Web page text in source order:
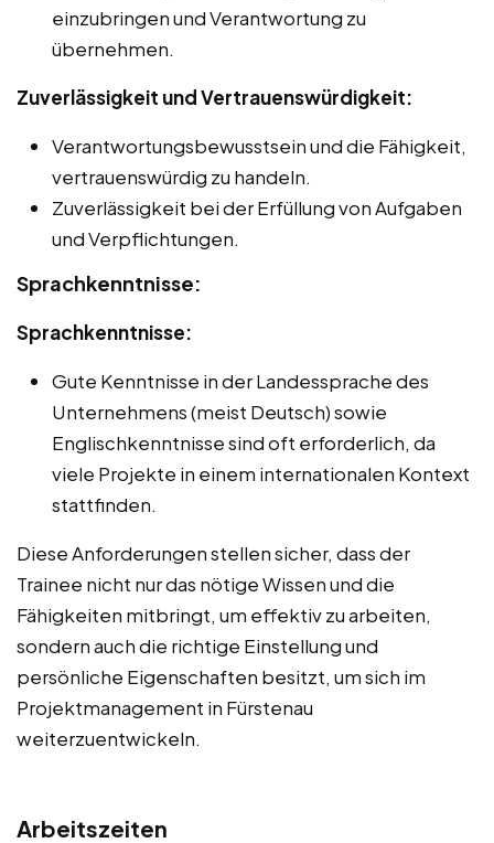
einzubringen und Verantwortung zu
übernehmen.
Zuverlässigkeit und Vertrauenswürdigkeit:
Verantwortungsbewusstsein und die Fähigkeit,
vertrauenswürdig zu handeln.
Zuverlässigkeit bei der Erfüllung von Aufgaben
und Verpflichtungen.
Sprachkenntnisse:
Sprachkenntnisse:
Gute Kenntnisse in der Landessprache des
Unternehmens (meist Deutsch) sowie
Englischkenntnisse sind oft erforderlich, da
viele Projekte in einem internationalen Kontext
stattfinden.
Diese Anforderungen stellen sicher, dass der
Trainee nicht nur das nötige Wissen und die
Fähigkeiten mitbringt, um effektiv zu arbeiten,
sondern auch die richtige Einstellung und
persönliche Eigenschaften besitzt, um sich im
Projektmanagement in Fürstenau
weiterzuentwickeln.
Arbeitszeiten